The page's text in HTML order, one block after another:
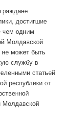
достигшие
чем одним
Молдавской
не может быть
службу в
статьей
республики от
Молдавской